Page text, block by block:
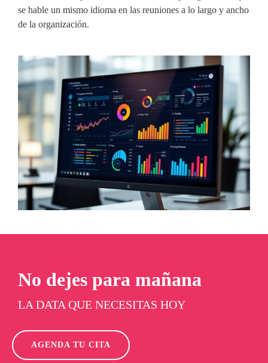
se hable un mismo idioma en las reuniones a lo largo y ancho
de la organización.
No dejes para mañana
LA DATA QUE NECESITAS HOY
AGENDA TU CITA